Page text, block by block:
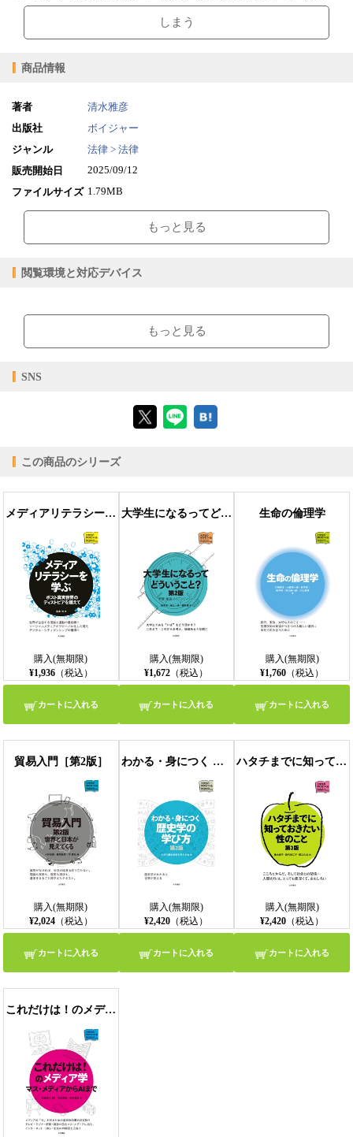
しまう
商品情報
著者
清水雅彦
出版社
ボイジャー
ジャンル
法律 > 法律
販売開始日
2025/09/12
ファイルサイズ 1.79MB
ファイル形式
epub
購入
レンタル
閲覧可能期間
もっと見る
閲覧環境と対応デバイス
ブラウザビューア・PC版ConTenDoビューア・モバイルビューア
【対応デバイス】
【PC版ConTenDoビューア】
【モバイルビューア】
もっと見る
SNS
この商品のシリーズ
メディアリテラシーを学ぶ ポスト真実世界のディストピアを超えて
購入(無期限)
¥1,936（税込）
カートに入れる
大学生になるってどういうこと？［第２版］ 学習・生活・アイデンティティ
購入(無期限)
¥1,672 （税込）
カートに入れる
生命の倫理学
購入(無期限)
¥1,760 （税込）
カートに入れる
貿易入門［第2版］
購入(無期限)
¥2,024（税込）
カートに入れる
わかる・身につく 歴史学の学び方 第2版
購入(無期限)
¥2,420 （税込）
カートに入れる
ハタチまでに知っておきたい性のこと 第3版
購入(無期限)
¥2,420 （税込）
カートに入れる
これだけは！のメディア学 マス・メディアからAIまで